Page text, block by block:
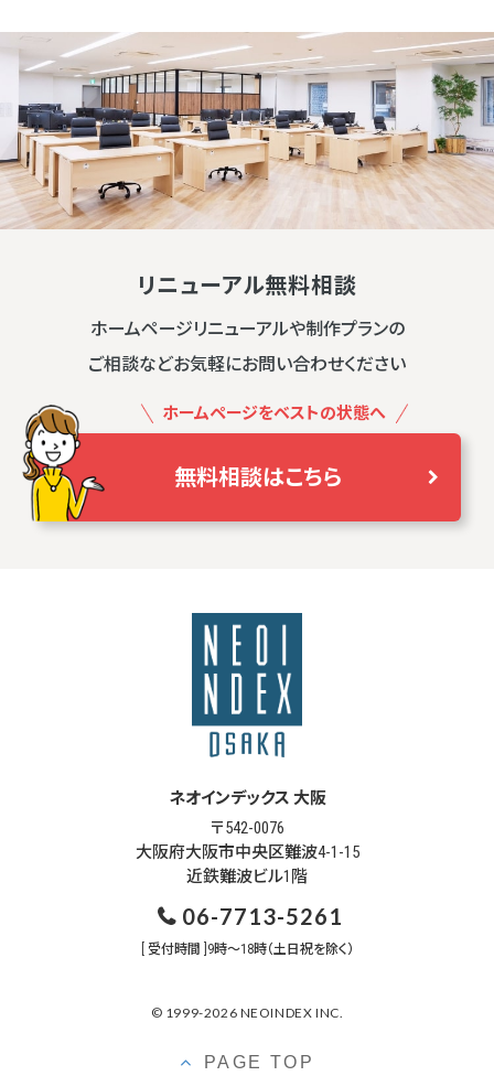
リニューアル無料相談
ホームページリニューアルや制作プランの
ご相談などお気軽にお問い合わせください
ホームページをベストの状態へ
無料相談はこちら
ネオインデックス 大阪
〒542-0076
大阪府大阪市中央区難波4-1-15
近鉄難波ビル1階
06-7713-5261
[ 受付時間 ]9時～18時（土日祝を除く）
© 1999-2026 NEOINDEX INC.
PAGE TOP